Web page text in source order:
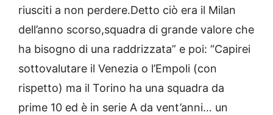
riusciti a non perdere.Detto ciò era il Milan
dell’anno scorso,squadra di grande valore che
ha bisogno di una raddrizzata” e poi: “Capirei
sottovalutare il Venezia o l’Empoli (con
rispetto) ma il Torino ha una squadra da
prime 10 ed è in serie A da vent’anni… un